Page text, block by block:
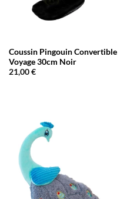
Coussin Pingouin Convertible
Voyage 30cm Noir
21,00€